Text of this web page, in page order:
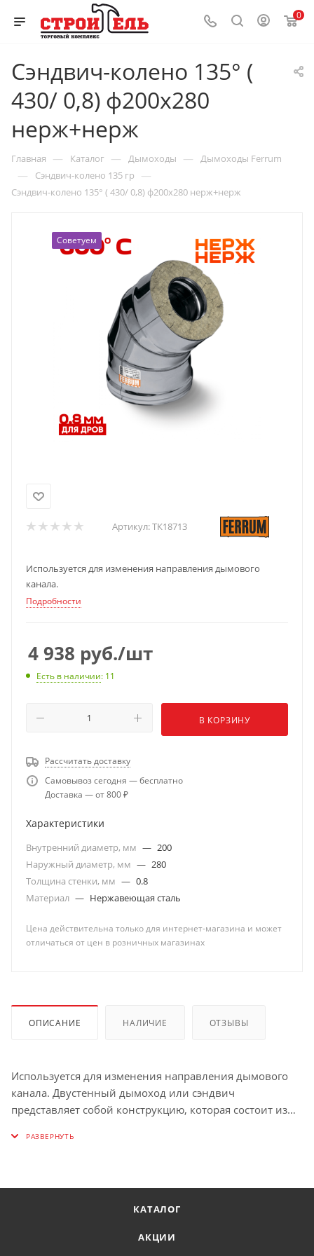
0
Сэндвич-колено 135° (
430/ 0,8) ф200х280
нерж+нерж
Главная — Каталог — Дымоходы — Дымоходы Ferrum
— Сэндвич-колено 135 гр —
Сэндвич-колено 135° ( 430/ 0,8) ф200х280 нерж+нерж
Советуем
Артикул:ТК18713
Используется для изменения направления дымового
канала.
Подробности
4 938 руб./шт
Есть в наличии: 11
В КОРЗИНУ
Рассчитать доставку
Самовывоз сегодня — бесплатно
Доставка — от 800 ₽
Характеристики
Внутренний диаметр, мм — 200
Наружный диаметр, мм — 280
Толщина стенки, мм — 0.8
Материал — Нержавеющая сталь
Цена действительна только для интернет-магазина и может
отличаться от цен в розничных магазинах
ОПИСАНИЕ НАЛИЧИЕ ОТЗЫВЫ
Используется для изменения направления дымового
канала. Двустенный дымоход или сэндвич
представляет собой конструкцию, которая состоит из
и внутренней). Пространство между этими трубами
происходит быстрый нагрев внутренней трубы, что
промежуток времени после старта поднять температуру
КАТАЛОГ
АКЦИИ